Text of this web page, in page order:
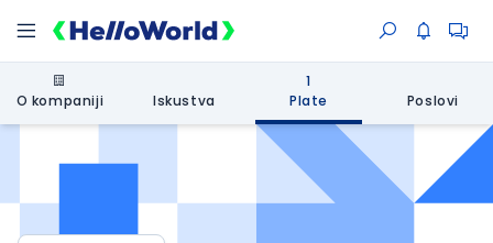
O kompaniji Iskustva
1
Plate
Poslovi